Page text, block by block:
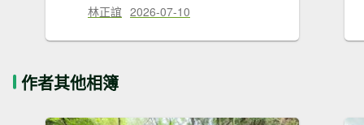
林正誼 2026-07-10
作者其他相簿